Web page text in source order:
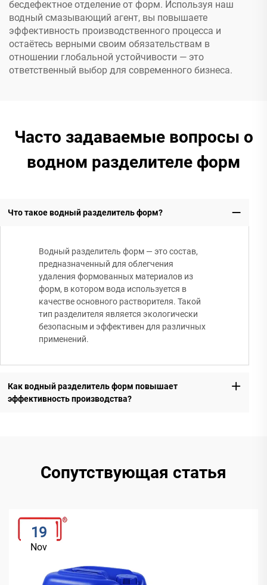
бесдефектное отделение от форм. Используя наш
водный смазывающий агент, вы повышаете
эффективность производственного процесса и
остаётесь верными своим обязательствам в
отношении глобальной устойчивости — это
ответственный выбор для современного бизнеса.
Часто задаваемые вопросы о
водном разделителе форм
Что такое водный разделитель форм?
Водный разделитель форм — это состав,
предназначенный для облегчения
удаления формованных материалов из
форм, в котором вода используется в
качестве основного растворителя. Такой
тип разделителя является экологически
безопасным и эффективен для различных
применений.
Как водный разделитель форм повышает
эффективность производства?
Сопутствующая статья
19
Nov